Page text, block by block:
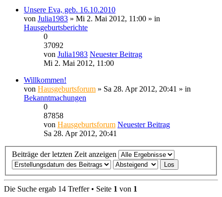
Unsere Eva, geb. 16.10.2010
von Julia1983 » Mi 2. Mai 2012, 11:00 » in
Hausgeburtsberichte
0
37092
von Julia1983 Neuester Beitrag
Mi 2. Mai 2012, 11:00
Willkommen!
von Hausgeburtsforum » Sa 28. Apr 2012, 20:41 » in
Bekanntmachungen
0
87858
von Hausgeburtsforum Neuester Beitrag
Sa 28. Apr 2012, 20:41
Beiträge der letzten Zeit anzeigen
Die Suche ergab 14 Treffer • Seite 1 von 1